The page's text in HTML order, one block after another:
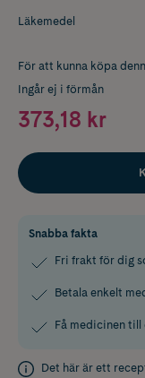
Läkemedel
För att kunna köpa
Ingår ej i förmån
373,18 kr
Snabba fakta
Fri frakt för dig
Betala enkelt
Få medicinen till
Det här är ett